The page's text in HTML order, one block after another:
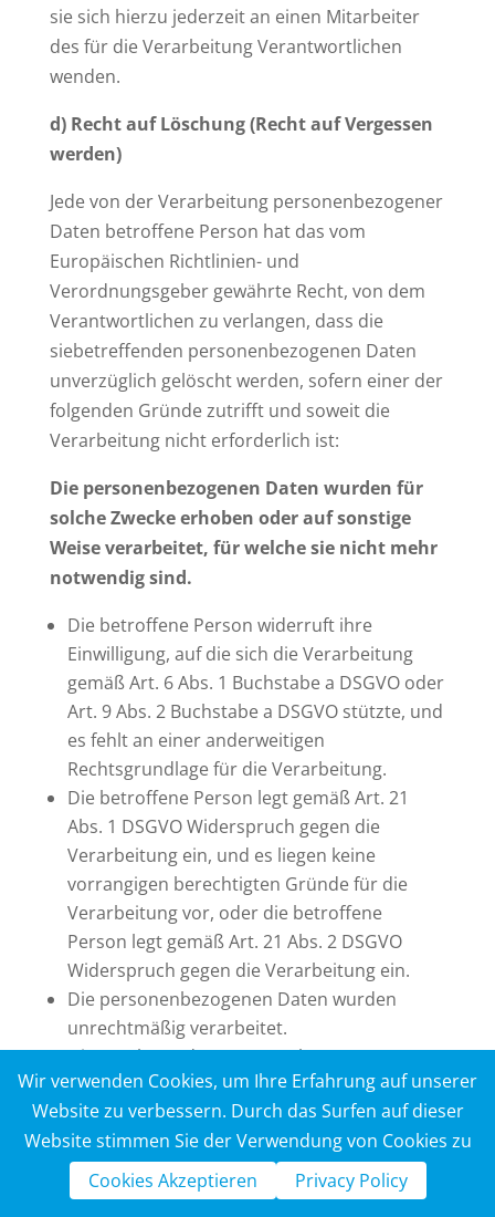
sie sich hierzu jederzeit an einen Mitarbeiter
des für die Verarbeitung Verantwortlichen
wenden.
d) Recht auf Löschung (Recht auf Vergessen
werden)
Jede von der Verarbeitung personenbezogener
Daten betroffene Person hat das vom
Europäischen Richtlinien- und
Verordnungsgeber gewährte Recht, von dem
Verantwortlichen zu verlangen, dass die
siebetreffenden personenbezogenen Daten
unverzüglich gelöscht werden, sofern einer der
folgenden Gründe zutrifft und soweit die
Verarbeitung nicht erforderlich ist:
Die personenbezogenen Daten wurden für
solche Zwecke erhoben oder auf sonstige
Weise verarbeitet, für welche sie nicht mehr
notwendig sind.
Die betroffene Person widerruft ihre
Einwilligung, auf die sich die Verarbeitung
gemäß Art. 6 Abs. 1 Buchstabe a DSGVO oder
Art. 9 Abs. 2 Buchstabe a DSGVO stützte, und
es fehlt an einer anderweitigen
Rechtsgrundlage für die Verarbeitung.
Die betroffene Person legt gemäß Art. 21
Abs. 1 DSGVO Widerspruch gegen die
Verarbeitung ein, und es liegen keine
vorrangigen berechtigten Gründe für die
Verarbeitung vor, oder die betroffene
Person legt gemäß Art. 21 Abs. 2 DSGVO
Widerspruch gegen die Verarbeitung ein.
Die personenbezogenen Daten wurden
unrechtmäßig verarbeitet.
Die Löschung der personenbezogenen
Daten ist zur Erfüllung einer rechtlichen
Verpflichtung nach dem Unionsrecht oder
dem Recht der Mitgliedstaaten erforderlich,
dem der Verantwortliche unterliegt.
Die personenbezogenen Daten wurden in
Wir verwenden Cookies, um Ihre Erfahrung auf unserer
Website zu verbessern. Durch das Surfen auf dieser
Website stimmen Sie der Verwendung von Cookies zu
Cookies Akzeptieren
Privacy Policy